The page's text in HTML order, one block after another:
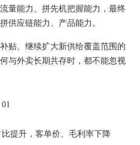
量能力、拼先机把握能力，最终
供应链能力、产品能力。
贴、继续扩大新供给覆盖范围的
与外卖长期共存时，都不能忽视
01
提升，客单价、毛利率下降